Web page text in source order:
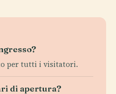
per tutti i visitatori.
di apertura?